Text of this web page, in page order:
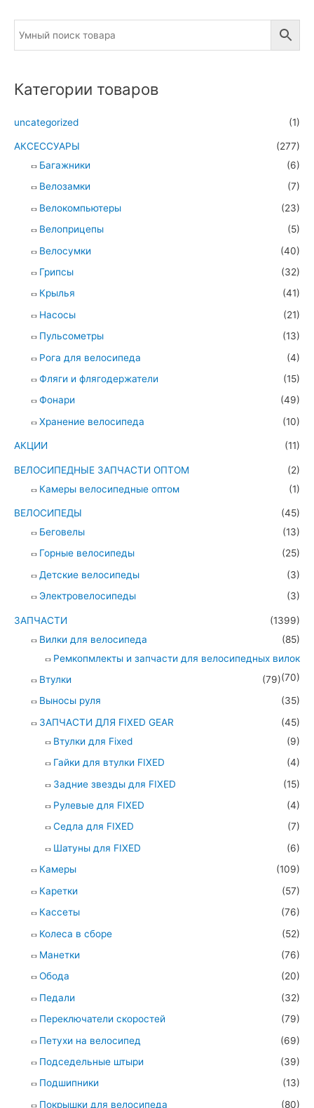
Категории товаров
uncategorized (1)
АКСЕССУАРЫ
(277)
Багажники
(6)
Велозамки
(7)
Велокомпьютеры
(23)
Велоприцепы
(5)
Велосумки
(40)
Грипсы
(32)
Крылья
(41)
Насосы
(21)
Пульсометры
(13)
Рога для велосипеда
(4)
Фляги и флягодержатели
(15)
Фонари
(49)
Хранение велосипеда
(10)
АКЦИИ (11)
ВЕЛОСИПЕДНЫЕ ЗАПЧАСТИ ОПТОМ
(2)
Камеры велосипедные оптом
(1)
ВЕЛОСИПЕДЫ
(45)
Беговелы
(13)
Горные велосипеды
(25)
Детские велосипеды
(3)
Электровелосипеды
(3)
ЗАПЧАСТИ
(1399)
Вилки для велосипеда
(85)
Ремкопмлекты и запчасти для велосипедных вилок
(70)
Втулки
(79)
Выносы руля
(35)
ЗАПЧАСТИ ДЛЯ FIXED GEAR
(45)
Втулки для Fixed
(9)
Гайки для втулки FIXED
(4)
Задние звезды для FIXED
(15)
Рулевые для FIXED
(4)
Седла для FIXED
(7)
Шатуны для FIXED
(6)
Камеры
(109)
Каретки
(57)
Кассеты
(76)
Колеса в сборе
(52)
Манетки
(76)
Обода
(20)
Педали
(32)
Переключатели скоростей
(79)
Петухи на велосипед
(69)
Подседельные штыри
(39)
Подшипники
(13)
Покрышки для велосипеда
(80)